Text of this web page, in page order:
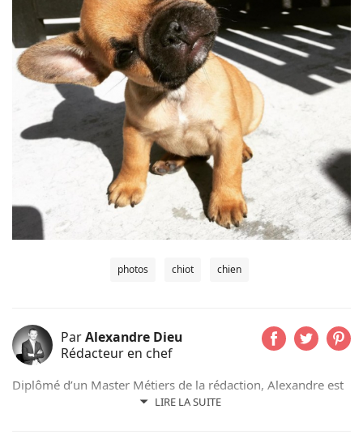
photos chiot chien
ParAlexandre Dieu
Rédacteur en chef
LIRE LA SUITE
Diplômé d’un Master Métiers de la rédaction, Alexandre est
un amoureux des chiens depuis son plus jeune âge. Après